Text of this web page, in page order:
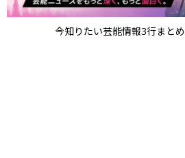
今知りたい芸能情報3行まとめ